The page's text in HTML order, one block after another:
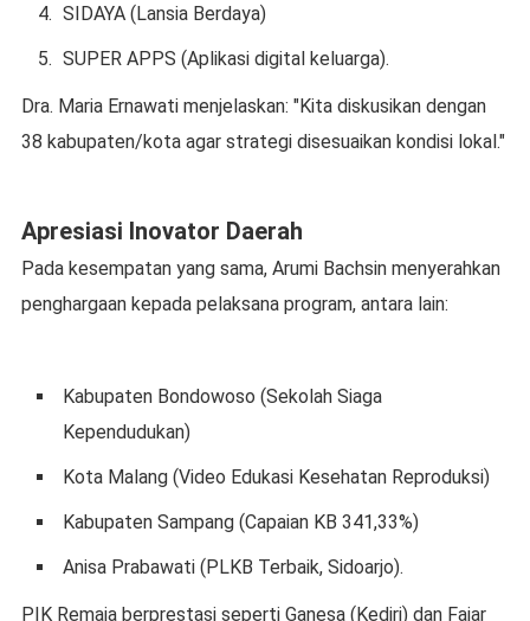
SIDAYA (Lansia Berdaya)
SUPER APPS (Aplikasi digital keluarga).
Dra. Maria Ernawati menjelaskan: "Kita diskusikan dengan
38 kabupaten/kota agar strategi disesuaikan kondisi lokal."
Apresiasi Inovator Daerah
Pada kesempatan yang sama, Arumi Bachsin menyerahkan
penghargaan kepada pelaksana program, antara lain:
Kabupaten Bondowoso (Sekolah Siaga
Kependudukan)
Kota Malang (Video Edukasi Kesehatan Reproduksi)
Kabupaten Sampang (Capaian KB 341,33%)
Anisa Prabawati (PLKB Terbaik, Sidoarjo).
PIK Remaja berprestasi seperti Ganesa (Kediri) dan Fajar